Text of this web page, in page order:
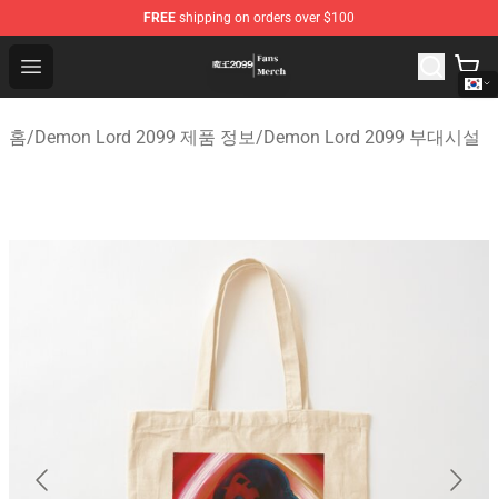
FREE shipping on orders over $100
Open menu
Demon Lord 2099 Store - Official Demon Lord 2099
홈/Demon Lord 2099 제품 정보/Demon Lord 2099 부대시설